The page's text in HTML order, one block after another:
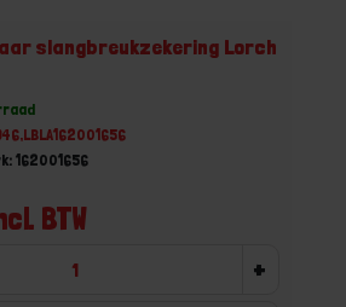
slangbreukzekering Lorch
162001656
BTW
+